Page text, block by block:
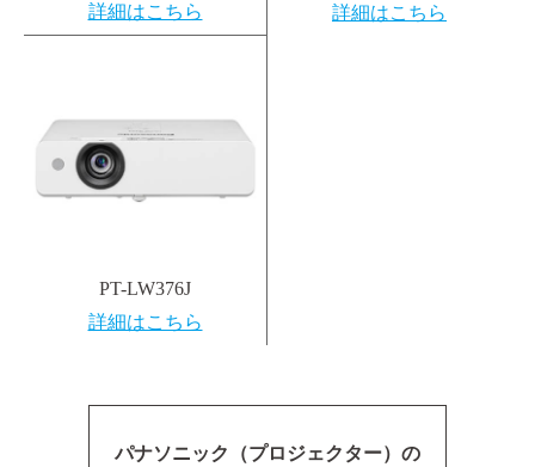
詳細はこちら
詳細はこちら
PT-LW376J
詳細はこちら
パナソニック（プロジェクター）の